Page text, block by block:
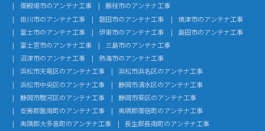
御殿場市のアンテナ工事
藤枝市のアンテナ工事
掛川市のアンテナ工事
磐田市のアンテナ工事
焼津市のアンテナ工事
富士市のアンテナ工事
伊東市のアンテナ工事
島田市のアンテナ工事
富士宮市のアンテナ工事
三島市のアンテナ工事
沼津市のアンテナ工事
熱海市のアンテナ工事
浜松市天竜区のアンテナ工事
浜松市浜名区のアンテナ工事
浜松市中央区のアンテナ工事
静岡市清水区のアンテナ工事
静岡市駿河区のアンテナ工事
静岡市葵区のアンテナ工事
安房郡鋸南町のアンテナ工事
夷隅郡御宿町のアンテナ工事
夷隅郡大多喜町のアンテナ工事
長生郡長南町のアンテナ工事